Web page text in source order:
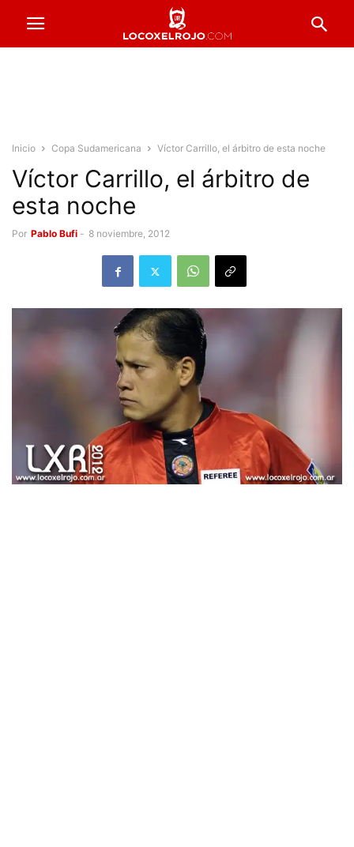
Inicio Copa Sudamericana Víctor Carrillo, el árbitro de esta noche
Víctor Carrillo, el árbitro de
esta noche
Por Pablo Bufi - 8 noviembre, 2012